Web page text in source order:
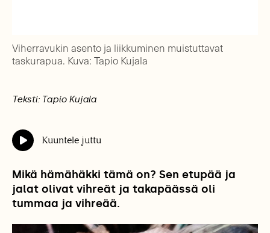
Viherravukin asento ja liikkuminen muistuttavat
taskurapua. Kuva: Tapio Kujala
Teksti: Tapio Kujala
Kuuntele juttu
Mikä hämähäkki tämä on? Sen etupää ja
jalat olivat vihreät ja takapäässä oli
tummaa ja vihreää.